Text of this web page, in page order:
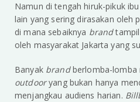
Namun di tengah hiruk-pikuk
lain yang sering dirasakan oleh
di mana sebaiknya brand
oleh masyarakat Jakarta yang
Banyak brandberlomba-lomba
outdooryang bukan hanya
menjangkau audiens harian.